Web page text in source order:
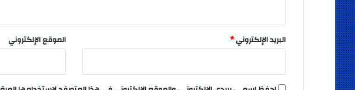
البريد الإلكتروني* الموقع الإلكتروني